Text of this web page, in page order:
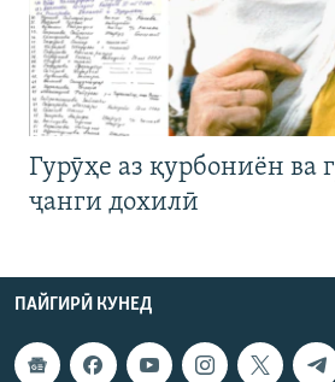
Гурӯҳе аз қурбониён ва
ҷанги дохилӣ
ПАЙГИРӢ КУНЕД